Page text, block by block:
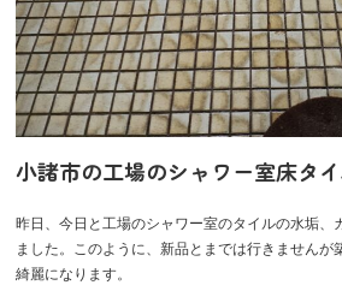
小諸市の工場のシャワー室床タ
昨日、今日と工場のシャワー室のタイルの水垢、
ました。このように、新品とまでは行きませんが
綺麗になります。